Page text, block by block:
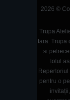
2026 ©
Trupa
tara. Trupa
si
totul
pentru o